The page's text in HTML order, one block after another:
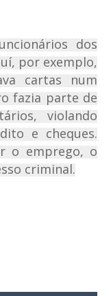
dos
por exemplo,
cartas num
fazia parte de
violando
e cheques.
o emprego, o
criminal.